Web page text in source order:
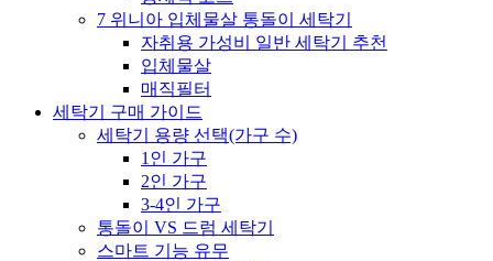
7 위니아 입체물살 통돌이 세탁기
자취용 가성비 일반 세탁기 추천
입체물살
매직필터
세탁기 구매 가이드
세탁기 용량 선택(가구 수)
1인 가구
2인 가구
3-4인 가구
통돌이 VS 드럼 세탁기
스마트 기능 유무